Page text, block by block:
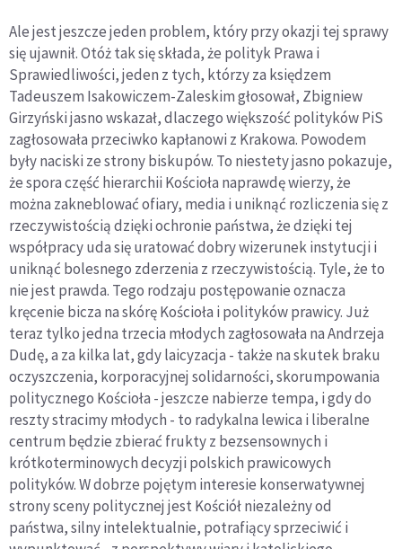
Ale jest jeszcze jeden problem, który przy okazji tej sprawy
się ujawnił. Otóż tak się składa, że polityk Prawa i
Sprawiedliwości, jeden z tych, którzy za księdzem
Tadeuszem Isakowiczem-Zaleskim głosował, Zbigniew
Girzyński jasno wskazał, dlaczego większość polityków PiS
zagłosowała przeciwko kapłanowi z Krakowa. Powodem
były naciski ze strony biskupów. To niestety jasno pokazuje,
że spora część hierarchii Kościoła naprawdę wierzy, że
można zakneblować ofiary, media i uniknąć rozliczenia się z
rzeczywistością dzięki ochronie państwa, że dzięki tej
współpracy uda się uratować dobry wizerunek instytucji i
uniknąć bolesnego zderzenia z rzeczywistością. Tyle, że to
nie jest prawda. Tego rodzaju postępowanie oznacza
kręcenie bicza na skórę Kościoła i polityków prawicy. Już
teraz tylko jedna trzecia młodych zagłosowała na Andrzeja
Dudę, a za kilka lat, gdy laicyzacja - także na skutek braku
oczyszczenia, korporacyjnej solidarności, skorumpowania
politycznego Kościoła - jeszcze nabierze tempa, i gdy do
reszty stracimy młodych - to radykalna lewica i liberalne
centrum będzie zbierać frukty z bezsensownych i
krótkoterminowych decyzji polskich prawicowych
polityków. W dobrze pojętym interesie konserwatywnej
strony sceny politycznej jest Kościół niezależny od
państwa, silny intelektualnie, potrafiący sprzeciwić i